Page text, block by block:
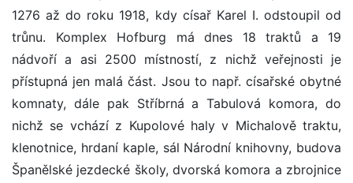
1276 až do roku 1918, kdy císař Karel I. odstoupil od
trůnu. Komplex Hofburg má dnes 18 traktů a 19
nádvoří a asi 2500 místností, z nichž veřejnosti je
přístupná jen malá část. Jsou to např. císařské obytné
komnaty, dále pak Stříbrná a Tabulová komora, do
nichž se vchází z Kupolové haly v Michalově traktu,
klenotnice, hrdaní kaple, sál Národní knihovny, budova
Španělské jezdecké školy, dvorská komora a zbrojnice